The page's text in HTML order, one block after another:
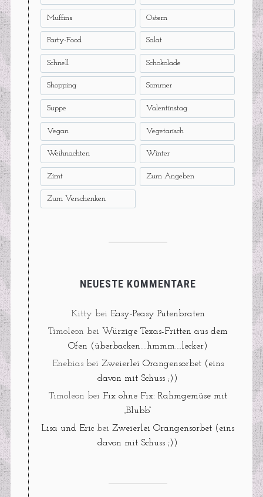
Muffins Ostern
Party-Food Salat
Schnell Schokolade
Shopping Sommer
Suppe Valentinstag
Vegan Vegetarisch
Weihnachten Winter
Zimt Zum Angeben
Zum Verschenken
NEUESTE KOMMENTARE
Kitty bei Easy-Peasy Putenbraten
Timoleon bei Würzige Texas-Fritten aus dem
Ofen (überbacken….hmmm….lecker)
Enebiasbei Zweierlei Orangensorbet (eins
davon mit Schuss ;))
Timoleon bei Fix ohne Fix: Rahmgemüse mit
„Blubb“
Lisa und Eric bei Zweierlei Orangensorbet (eins
davon mit Schuss ;))